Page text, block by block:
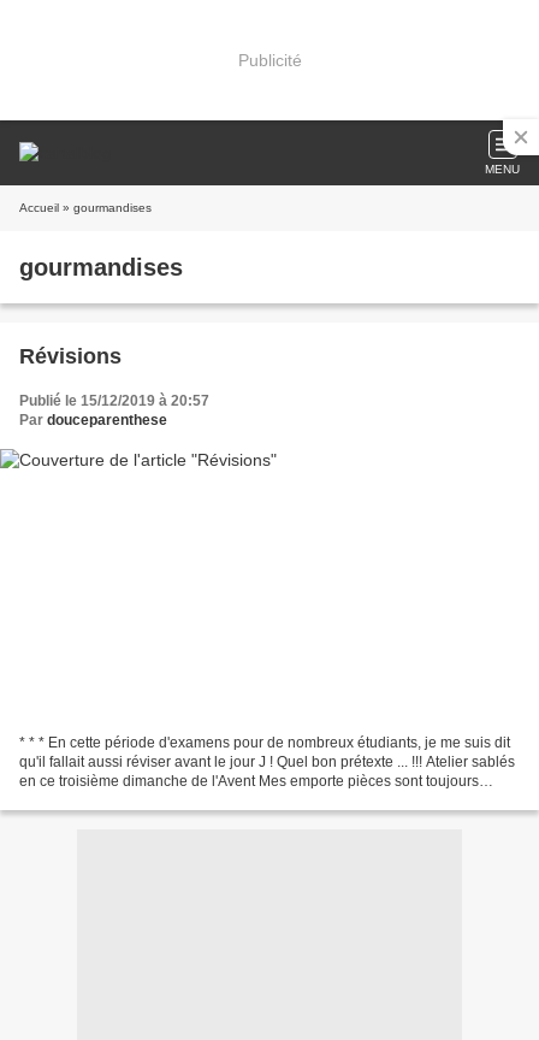
Publicité
MENU
Accueil » gourmandises
gourmandises
Révisions
Publié le 15/12/2019 à 20:57
Par douceparenthese
* * * En cette période d'examens pour de nombreux étudiants, je me suis dit
qu'il fallait aussi réviser avant le jour J ! Quel bon prétexte ... !!! Atelier sablés
en ce troisième dimanche de l'Avent Mes emporte pièces sont toujours